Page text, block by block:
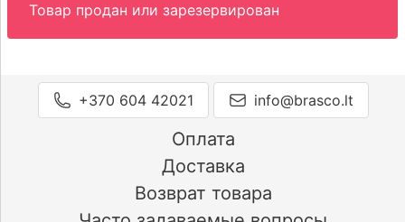
Товар продан или зарезервирован
+370 604 42021 info@brasco.lt
Оплата
Доставка
Возврат товара